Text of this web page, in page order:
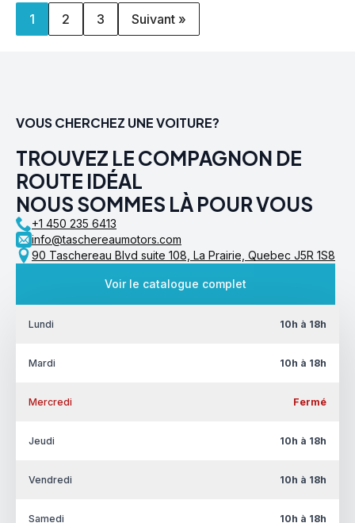
1 2 3 Suivant »
VOUS CHERCHEZ UNE VOITURE?
TROUVEZ LE COMPAGNON DE
ROUTE IDÉAL
NOUS SOMMES LÀ POUR VOUS
+1 450 235 6413
info@taschereaumotors.com
90 Taschereau Blvd suite 108, La Prairie, Quebec J5R 1S8
Voir le catalogue complet
Lundi 10h à 18h
Mardi 10h à 18h
Mercredi Fermé
Jeudi 10h à 18h
Vendredi 10h à 18h
Samedi 10h à 18h